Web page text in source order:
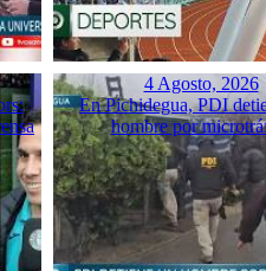
4 Agosto, 2026
En Pichidegua, PDI
hombre por